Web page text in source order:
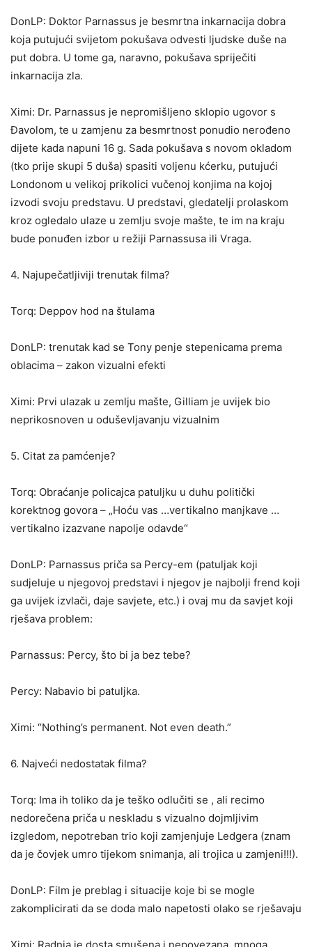
DonLP: Doktor Parnassus je besmrtna inkarnacija dobra
koja putujući svijetom pokušava odvesti ljudske duše na
put dobra. U tome ga, naravno, pokušava spriječiti
inkarnacija zla.
Ximi: Dr. Parnassus je nepromišljeno sklopio ugovor s
Đavolom, te u zamjenu za besmrtnost ponudio nerođeno
dijete kada napuni 16 g. Sada pokušava s novom okladom
(tko prije skupi 5 duša) spasiti voljenu kćerku, putujući
Londonom u velikoj prikolici vučenoj konjima na kojoj
izvodi svoju predstavu. U predstavi, gledatelji prolaskom
kroz ogledalo ulaze u zemlju svoje mašte, te im na kraju
bude ponuđen izbor u režiji Parnassusa ili Vraga.
4. Najupečatljiviji trenutak filma?
Torq: Deppov hod na štulama
DonLP: trenutak kad se Tony penje stepenicama prema
oblacima – zakon vizualni efekti
Ximi: Prvi ulazak u zemlju mašte, Gilliam je uvijek bio
neprikosnoven u oduševljavanju vizualnim
5. Citat za pamćenje?
Torq: Obraćanje policajca patuljku u duhu politički
korektnog govora – „Hoću vas …vertikalno manjkave …
vertikalno izazvane napolje odavde“
DonLP: Parnassus priča sa Percy-em (patuljak koji
sudjeluje u njegovoj predstavi i njegov je najbolji frend koji
ga uvijek izvlači, daje savjete, etc.) i ovaj mu da savjet koji
rješava problem:
Parnassus: Percy, što bi ja bez tebe?
Percy: Nabavio bi patuljka.
Ximi: “Nothing’s permanent. Not even death.”
6. Najveći nedostatak filma?
Torq: Ima ih toliko da je teško odlučiti se , ali recimo
nedorečena priča u neskladu s vizualno dojmljivim
izgledom, nepotreban trio koji zamjenjuje Ledgera (znam
da je čovjek umro tijekom snimanja, ali trojica u zamjeni!!!).
DonLP: Film je preblag i situacije koje bi se mogle
zakomplicirati da se doda malo napetosti olako se rješavaju